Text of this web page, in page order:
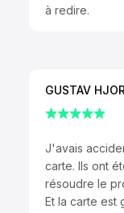
à redire.
GUSTAV
J'avais
carte. Ils ont
résoudre le
Et la carte est